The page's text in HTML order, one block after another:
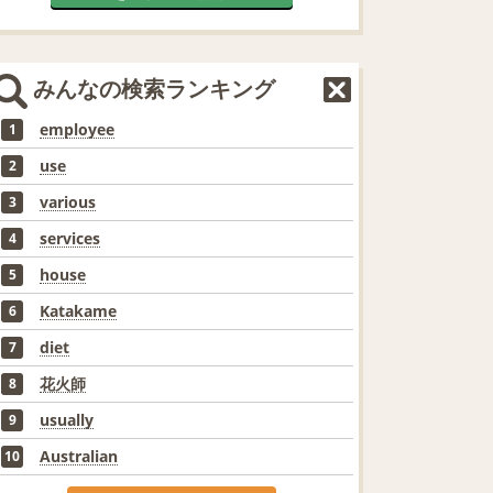
みんなの検索ランキング
1 employee
2 use
3 various
4 services
5 house
6 Katakame
7 diet
8 花火師
9 usually
10 Australian